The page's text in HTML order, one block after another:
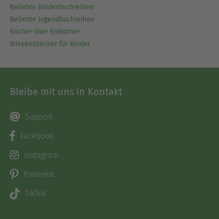
Beliebte Kinderbuchreihen
Beliebte Jugendbuchreihen
Bücher über Einhörner
Wissensbücher für Kinder
Bleibe mit uns in Kontakt
Support
Facebook
Instagram
Pinterest
TikTok